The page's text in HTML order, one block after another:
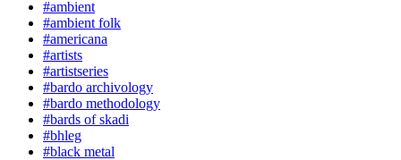
#ambient
#ambient folk
#americana
#artists
#artistseries
#bardo archivology
#bardo methodology
#bards of skadi
#bhleg
#black metal